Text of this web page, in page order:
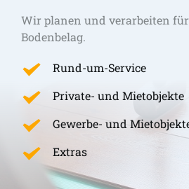
Wir planen und verarbeiten für
Bodenbelag.
Rund-um-Service
Private- und Mietobjekte
Gewerbe- und
Extras